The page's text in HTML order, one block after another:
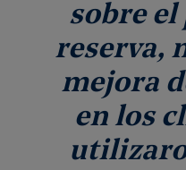
sobre el
reserva,
mejora
en los